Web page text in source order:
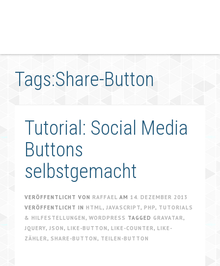
Tags:Share-Button
Tutorial: Social Media
Buttons
selbstgemacht
VERÖFFENTLICHT VON RAFFAEL AM 14. DEZEMBER 2013
VERÖFFENTLICHT IN HTML, JAVASCRIPT, PHP, TUTORIALS
& HILFESTELLUNGEN , WORDPRESS TAGGED GRAVATAR,
JQUERY, JSON , LIKE-BUTTON , LIKE-COUNTER, LIKE-
ZÄHLER, SHARE-BUTTON , TEILEN-BUTTON